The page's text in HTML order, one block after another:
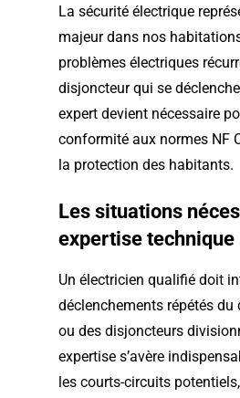
La sécurité électrique
majeur dans nos
problèmes électriques
disjoncteur qui se
expert devient nécessaire
conformité aux normes NF
la protection des habitants.
Les situations
expertise technique
Un électricien qualifié doit
déclenchements répétés du
ou des disjoncteurs
expertise s’avère
les courts-circuits